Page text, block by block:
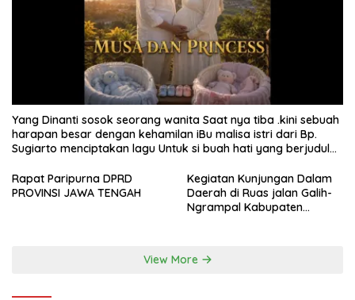
Yang Dinanti sosok seorang wanita Saat nya tiba .kini sebuah
harapan besar dengan kehamilan iBu malisa istri dari Bp.
Sugiarto menciptakan lagu Untuk si buah hati yang berjudul
Rapat Paripurna DPRD
PROVINSI JAWA TENGAH
Kegiatan Kunjungan Dalam
Daerah di Ruas jalan Galih-
Ngrampal Kabupaten
View More